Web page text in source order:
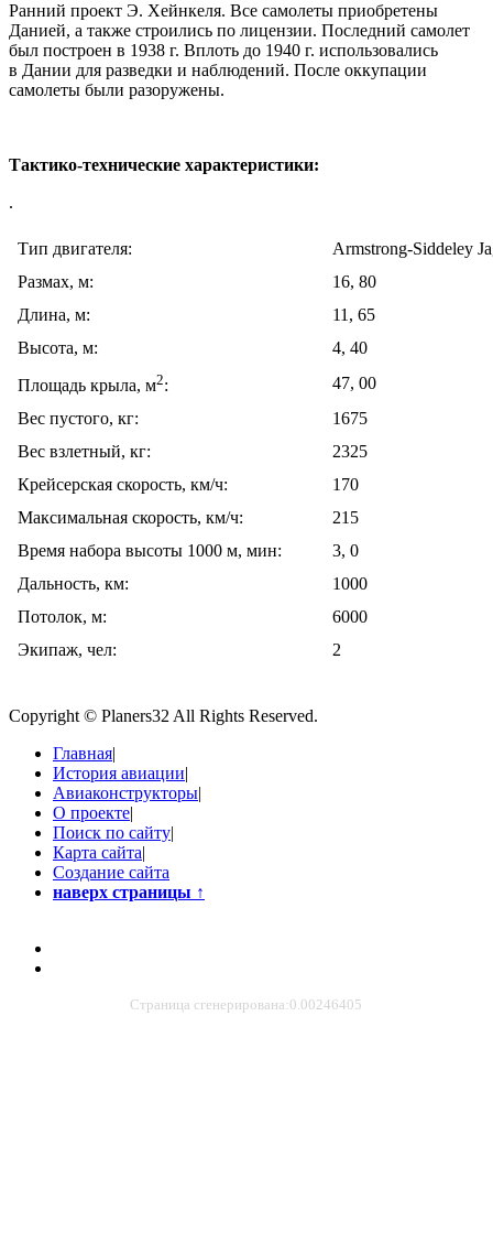
Ранний проект Э. Хейнкеля. Все самолеты приобретены
Данией, а также строились по лицензии. Последний самолет
был построен в 1938 г. Вплоть до 1940 г. использовались
в Дании для разведки и наблюдений. После оккупации
самолеты были разоружены.
Тактико-технические характеристики:
.
Тип двигателя:
Armstrong-Siddeley
Размах, м:
16, 80
Длина, м:
11, 65
Высота, м:
4, 40
Площадь крыла, м2:
47, 00
Вес пустого, кг:
1675
Вес взлетный, кг:
2325
Крейсерская скорость, км/ч:
170
Максимальная скорость, км/ч:
215
Время набора высоты 1000 м, мин:
3, 0
Дальность, км:
1000
Потолок, м:
6000
Экипаж, чел:
2
Copyright © Planers32 All Rights Reserved.
Главная|
История авиации|
Авиаконструкторы|
О проекте|
Поиск по сайту|
Карта сайта|
Создание сайта
наверх страницы ↑
Страница сгенерирована:0.00246405